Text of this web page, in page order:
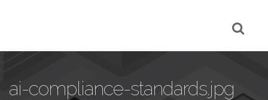
ai-compliance-standards.jpg